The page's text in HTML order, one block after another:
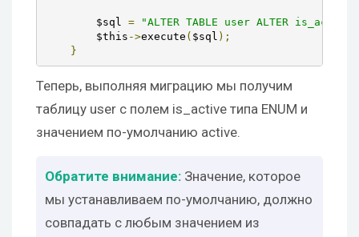
        $sql
=
"ALTER TABLE user ALTER
        $this
->execute ( $sql );
}
Теперь, выполняя миграцию мы получим
таблицу user с полем is_active типа ENUM и
значением по-умолчанию active.
Значение, которое
мы устанавливаем по-умолчанию, должно
совпадать с любым значением из